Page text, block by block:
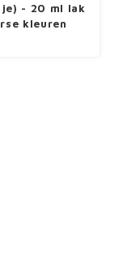
- 20 ml lak
kleuren